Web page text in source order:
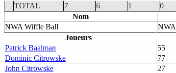
TOTAL
7 6 1 0
Nom
NWA Wiffle Ball
NWA
Joueurs
Patrick Baalman
55
Dominic Citrowske
77
John Citrowske
27